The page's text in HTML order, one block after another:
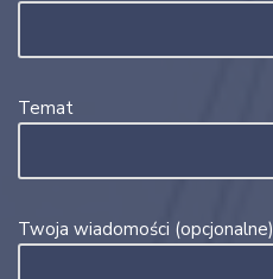
Temat
Twoja wiadomości (opcjonalne)